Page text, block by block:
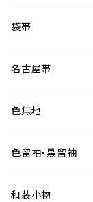
大島紬
袋帯
名古屋帯
色無地
色留袖・黒留袖
和装小物